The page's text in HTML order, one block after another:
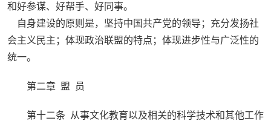
和好参谋、好帮手、好同事。
自身建设的原则是，坚持中国共产党的领导；充分发扬社
会主义民主；体现政治联盟的特点；体现进步性与广泛性的
统一。
第二章 盟 员
第十二条 从事文化教育以及相关的科学技术和其他工作